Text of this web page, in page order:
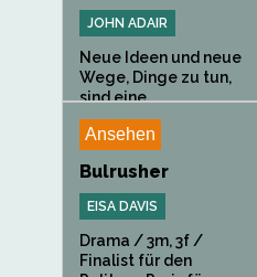
JOHN ADAIR
Neue Ideen und neue
Wege, Dinge zu tun,
sind eine...
Ansehen
Bulrusher
EISA DAVIS
Drama / 3m, 3f /
Finalist für den